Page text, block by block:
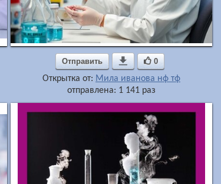
Отправить  0
Открытка от: Мила иванова нф тф
отправлена: 1 141 раз